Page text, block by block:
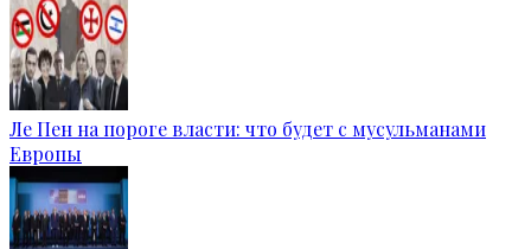
Ле Пен на пороге власти: что будет с мусульманами
Европы